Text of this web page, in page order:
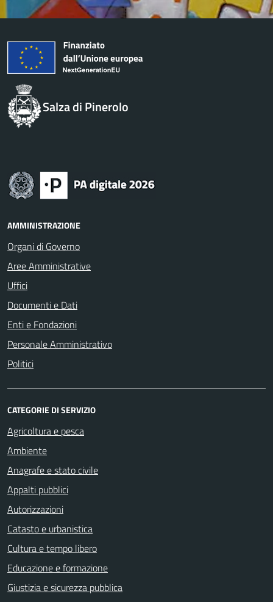
Salza di Pinerolo
AMMINISTRAZIONE
Organi di Governo
Aree Amministrative
Uffici
Documenti e Dati
Enti e Fondazioni
Personale Amministrativo
Politici
CATEGORIE DI SERVIZIO
Agricoltura e pesca
Ambiente
Anagrafe e stato civile
Appalti pubblici
Autorizzazioni
Catasto e urbanistica
Cultura e tempo libero
Educazione e formazione
Giustizia e sicurezza pubblica